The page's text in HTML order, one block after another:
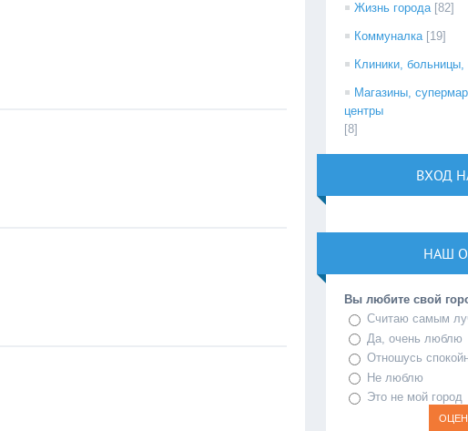
Жизнь города [82]
Коммуналка [19]
Клиники,
Магазины,
центры
[8]
ВХОД
НАШ
Вы любите свой
Считаю самым
Да, очень люблю
Отношусь
Не люблю
Это не мой город